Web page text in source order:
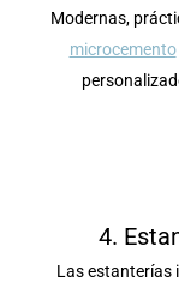
Modernas,
microcemento
4.
Las estanterías